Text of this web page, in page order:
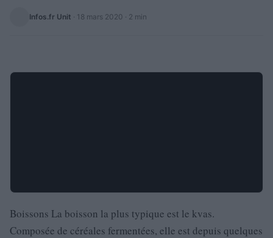
Infos.fr Unit · 18 mars 2020 · 2 min
Boissons La boisson la plus typique est le kvas.
Composée de céréales fermentées, elle est depuis quelques